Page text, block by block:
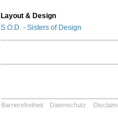
Layout & Design
S.O.D. - Sisters of Design
Barrierefreiheit Datenschutz